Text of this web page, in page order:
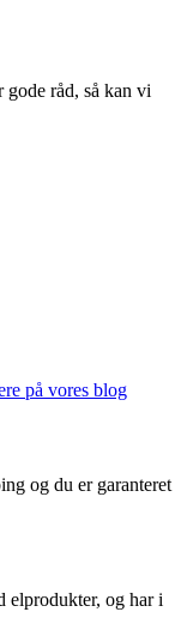
gode råd, så kan vi
på vores blog
og du er garanteret
elprodukter, og har i